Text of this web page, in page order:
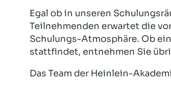
Egal ob in unseren
Teilnehmenden erwartet die
Schulungs-Atmosphäre. Ob
stattfindet, entnehmen Sie
Das Team der Heinlein-